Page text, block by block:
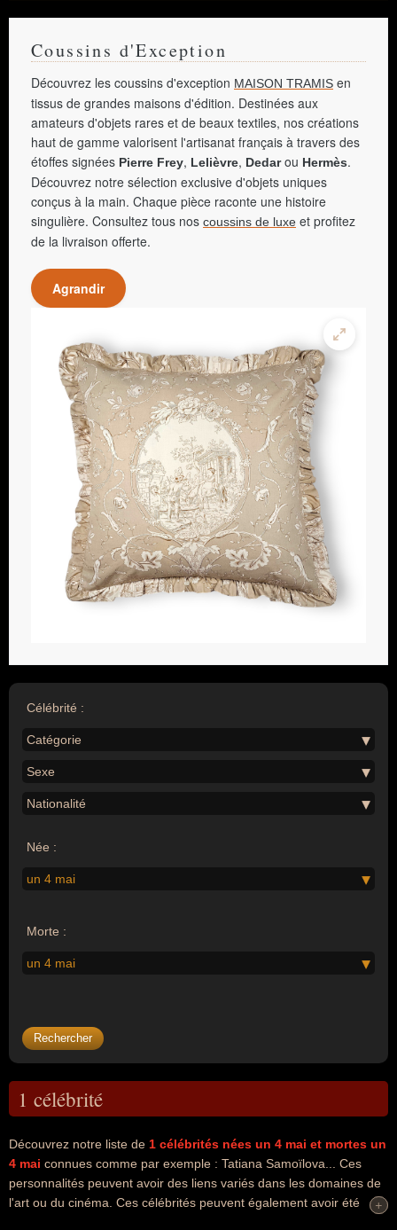
Coussins d'Exception
Découvrez les coussins d'exception MAISON TRAMIS en
tissus de grandes maisons d'édition. Destinées aux
amateurs d'objets rares et de beaux textiles, nos créations
haut de gamme valorisent l'artisanat français à travers des
étoffes signées Pierre Frey, Lelièvre, Dedarou Hermès.
Découvrez notre sélection exclusive d'objets uniques
conçus à la main. Chaque pièce raconte une histoire
singulière. Consultez tous nos coussins de luxe et profitez
de la livraison offerte.
Agrandir
Célébrité :
Catégorie
Sexe
Nationalité
Née :
un 4 mai
Morte :
un 4 mai
1 célébrité
Découvrez notre liste de 1 célébrités nées un 4 mai et mortes un
4 mai connues comme par exemple : Tatiana Samoïlova... Ces
personnalités peuvent avoir des liens variés dans les domaines de
l'art ou du cinéma. Ces célébrités peuvent également avoir été
+
+